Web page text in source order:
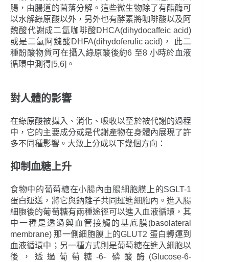
腸，由腸道的菌落分解。這些微生物除了有酯酶可
以水解綠原酸以外，另外也有酵素將咖啡酸以及阿
魏酸代謝成二氫咖啡酸DHCA(dihydocaffeic acid)
或是二氫阿魏酸DHFA(dihydoferulic acid)， 此二
種酚酸物質可在攝入綠原酸後約6 至8 小時於血液
循環中測得[5,6]。
對人體的影響
在綠原酸被攝入、消化、吸收以至於被代謝的過程
中，它的主要成分或是代謝產物在身體內展現了許
多不同種影響。大致上分成以下幾個方向：
抑制血糖上升
食物中的葡萄糖在小腸內由腸細胞膜上的SGLT-1
蛋白運送，將它與鈉離子共同運進細胞內。進入腸
細胞後的葡萄糖有兩種途徑可以進入血液循環，其
中一種是透過與血管接觸的基底膜(basolateral
membrane) 那一側細胞膜上的GLUT2 蛋白轉運到
血液循環中；另一種方式則是葡萄糖在進入細胞以
後，透過葡萄糖-6- 磷酸酶(Glucose-6-